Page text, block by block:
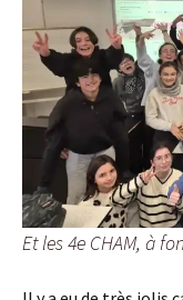
Et les 4e CHAM, à